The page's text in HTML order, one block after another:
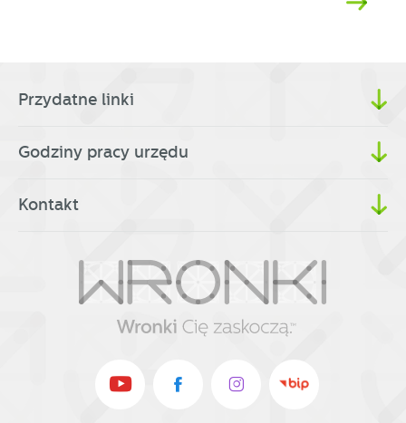
Przydatne linki
Godziny pracy urzędu
Kontakt